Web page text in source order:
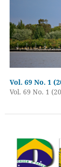
Vol. 69 No. 1
Vol. 69 No. 1